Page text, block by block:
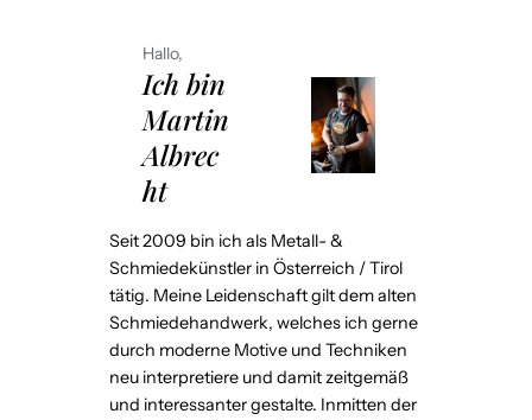
Hallo,
Ich bin
Martin
Albrec
ht
Seit 2009 bin ich als Metall- &
Schmiedekünstler in Österreich / Tirol
tätig. Meine Leidenschaft gilt dem alten
Schmiedehandwerk, welches ich gerne
durch moderne Motive und Techniken
neu interpretiere und damit zeitgemäß
und interessanter gestalte. Inmitten der